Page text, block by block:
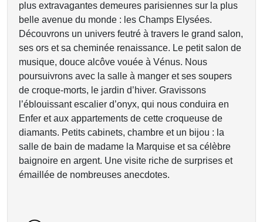
plus extravagantes demeures parisiennes sur la plus
belle avenue du monde : les Champs Elysées.
Découvrons un univers feutré à travers le grand salon,
ses ors et sa cheminée renaissance. Le petit salon de
musique, douce alcôve vouée à Vénus. Nous
poursuivrons avec la salle à manger et ses soupers
de croque-morts, le jardin d’hiver. Gravissons
l’éblouissant escalier d’onyx, qui nous conduira en
Enfer et aux appartements de cette croqueuse de
diamants. Petits cabinets, chambre et un bijou : la
salle de bain de madame la Marquise et sa célèbre
baignoire en argent. Une visite riche de surprises et
émaillée de nombreuses anecdotes.